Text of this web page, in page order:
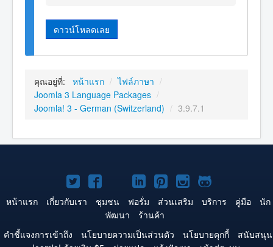
ดาวน์โหลดเลย
คุณอยู่ที่: หน้าแรก / ไฟล์ภาษา /
Joomla 3 Language Packages /
Joomla! 3 - German (Switzerland) / 3.9.7.1
Joomla!
บน
Twitter
Joomla!
บน
Facebook
Joomla!
บน
YouTube
Joomla!
บน
LinkedIn
Joomla!
บน
Pinterest
Joomla!
บน
Joomla!
บน
หน้าแรก เกี่ยวกับเรา ชุมชน ฟอรั่ม ส่วนเสริม บริการ คู่มือ
นัก
พัฒนา
ร้านค้า
คำชี้แจงการเข้าถึง
นโยบายความเป็นส่วนตัว นโยบายคุกกี้
สนับสนุน